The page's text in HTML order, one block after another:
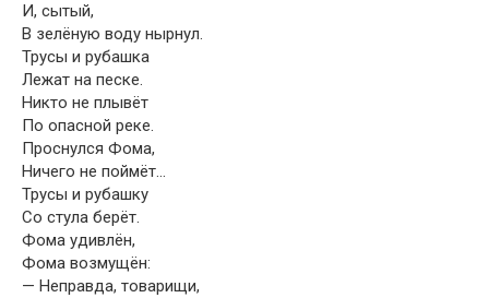
И, сытый,
В зелёную воду нырнул.
Трусы и рубашка
Лежат на песке.
Никто не плывёт
По опасной реке.
Проснулся Фома,
Ничего не поймёт…
Трусы и рубашку
Со стула берёт.
Фома удивлён,
Фома возмущён:
— Неправда, товарищи,